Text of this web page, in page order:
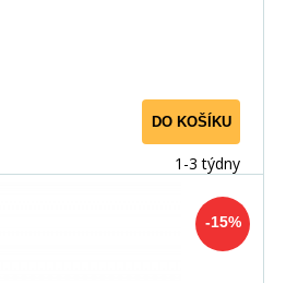
DO KOŠÍKU
1-3 týdny
-15%